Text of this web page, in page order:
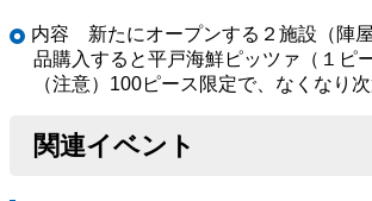
内容 新たにオープンする２施設（陣
品購入すると平戸海鮮ピッツァ（１ピ
（注意）100ピース限定で、なくなり
関連イベント